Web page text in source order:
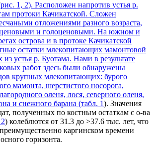
рис. 1, 2). Расположен напротив устья р.
протоки Качикатской. Сложен
отложениями разного возраста,
и голоценовыми. На южном и
острова и в протоке Качикатской
остатки млекопитающих мамонтовой
устья р. Буотама. Нами в результате
работ здесь были обнаружены
крупных млекопитающих: бурого
мамонта, шерстистого носорога,
оленя, лося, северного оленя,
и снежного барана (табл. 1). Значения
полученных по костным остаткам с о-ва
) колеблются от 31.3 до >37.6 тыс. лет, что
преимущественно каргинском времени
горизонта.